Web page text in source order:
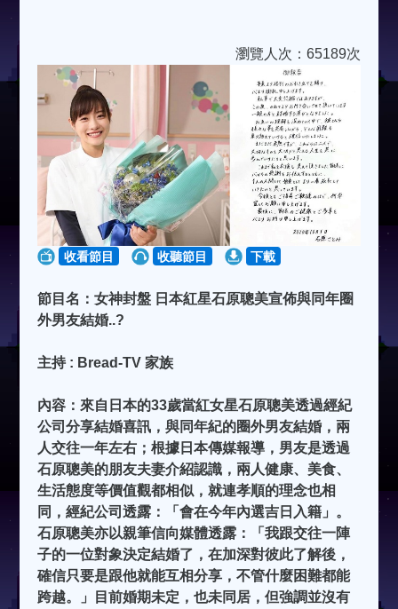
瀏覽人次：65189次
收看節目 收聽節目 下載
節目名：女神封盤 日本紅星石原聰美宣佈與同年圈
外男友結婚..?
主持 : Bread-TV 家族
內容：來自日本的33歲當紅女星石原聰美透過經紀
公司分享結婚喜訊，與同年紀的圈外男友結婚，兩
人交往一年左右；根據日本傳媒報導，男友是透過
石原聰美的朋友夫妻介紹認識，兩人健康、美食、
生活態度等價值觀都相似，就連孝順的理念也相
同，經紀公司透露：「會在今年內選吉日入籍」。
石原聰美亦以親筆信向媒體透露：「我跟交往一陣
子的一位對象決定結婚了，在加深對彼此了解後，
確信只要是跟他就能互相分享，不管什麼困難都能
跨越。」目前婚期未定，也未同居，但強調並沒有